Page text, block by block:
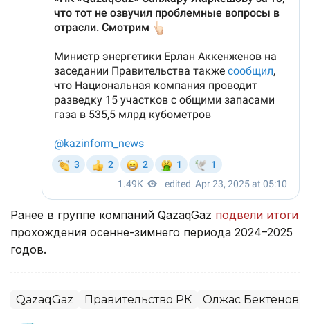
Ранее в группе компаний QazaqGaz подвели итоги
прохождения осенне-зимнего периода 2024–2025
годов.
QazaqGaz Правительство РК Олжас Бектенов